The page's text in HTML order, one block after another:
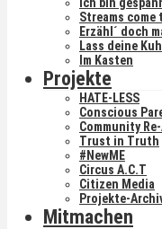
Streams come
Erzähl´ doch
Lass deine
Im Kasten
Projekte
HATE-LESS
Conscious
Community
Trust in Truth
#NewME
Circus A.C.T
Citizen Media
Projekte-
Mitmachen